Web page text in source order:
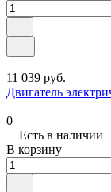
11 039 руб.
Двигатель
0
Есть в наличии
В корзину